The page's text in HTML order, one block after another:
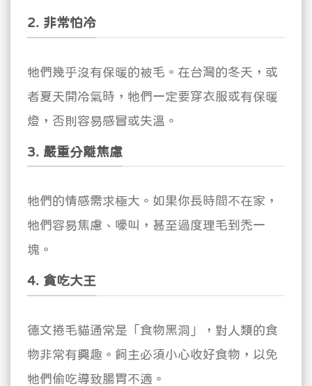
2. 非常怕冷
牠們幾乎沒有保暖的被毛。在台灣的冬天，或
者夏天開冷氣時，牠們一定要穿衣服或有保暖
燈，否則容易感冒或失溫。
3. 嚴重分離焦慮
牠們的情感需求極大。如果你長時間不在家，
牠們容易焦慮、嚎叫，甚至過度理毛到禿一
塊。
4. 貪吃大王
德文捲毛貓通常是「食物黑洞」，對人類的食
物非常有興趣。飼主必須小心收好食物，以免
牠們偷吃導致腸胃不適。